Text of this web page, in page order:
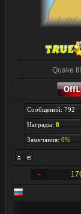
Quake
Сообщений: 792
Награды: 8
Замечания: 0%